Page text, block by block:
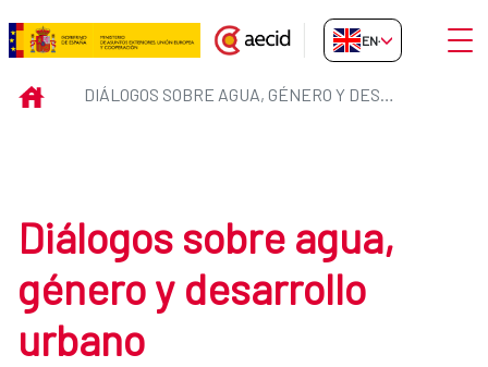
Skip to Main Content
Diálogos sobre agua, género y
EN-GB
INICIO DIÁLOGOS SOBRE AGUA, GÉNERO Y DESARROLLO URBANO
Diálogos sobre agua,
género y desarrollo
urbano